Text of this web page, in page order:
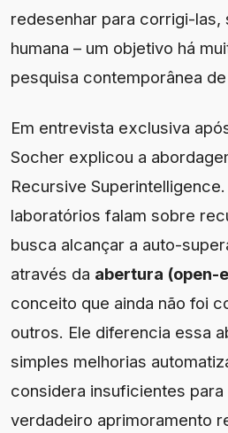
redesenhar para corrigi-las,
humana – um objetivo há
pesquisa contemporânea de
Em entrevista exclusiva
Socher explicou a
Recursive
laboratórios falam sobre
busca alcançar a auto-
através da abertura (open-
conceito que ainda não foi
outros. Ele diferencia essa
simples melhorias
considera insuficientes para
verdadeiro aprimoramento